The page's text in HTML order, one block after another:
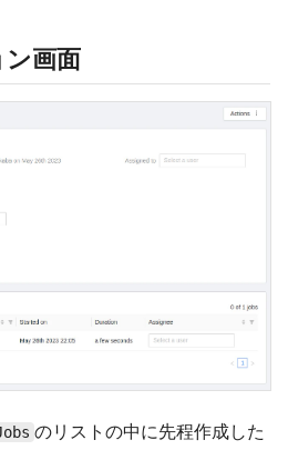
画面
のリストの中に先程作成した